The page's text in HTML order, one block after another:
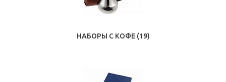
НАБОРЫ С КОФЕ (19)